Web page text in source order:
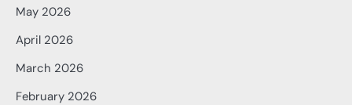
May 2026
April 2026
March 2026
February 2026